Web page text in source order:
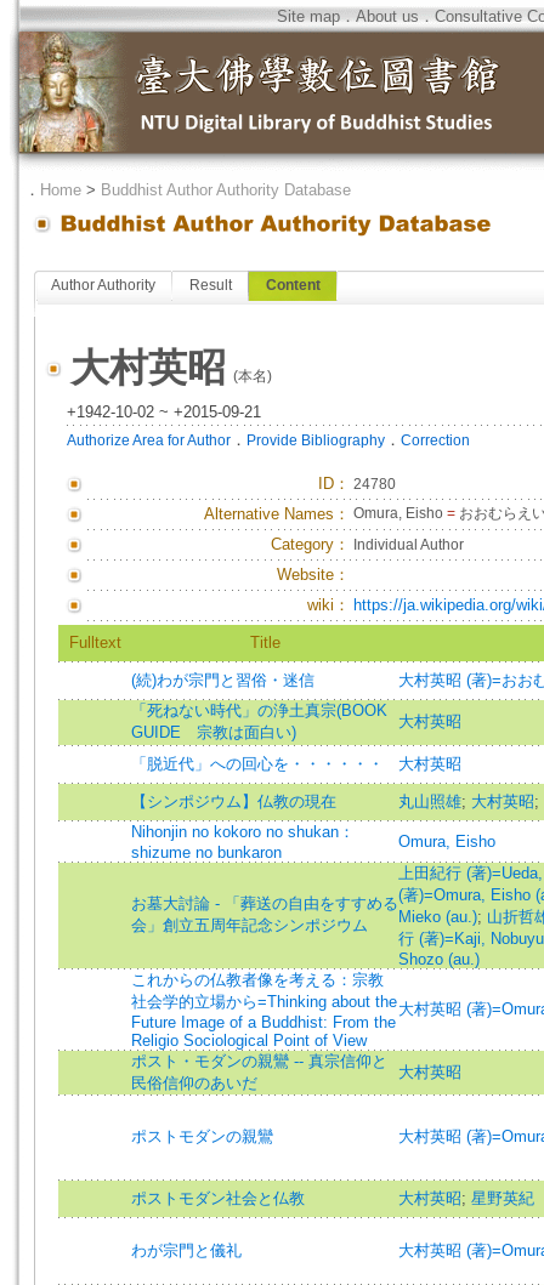
Site map．About us．Consultative
． Home > Buddhist Author Authority Database
Author Authority Result Content
大村英昭 (本名)
+1942-10-02 ~ +2015-09-21
Authorize Area for Author ． Provide Bibliography ． Correction
ID ： 24780
Alternative Names： Omura, Eisho = おおむらえ
Category： Individual Author
Website：
wiki：
https://ja.wikipedia.org/
Fulltext Title
(続)わが宗門と習俗・迷信
大村英昭 (著)=おお
「死ねない時代」の浄土真宗(BOOK
GUIDE 宗教は面白い)
大村英昭
「脱近代」への回心を・・・・・・ 大村英昭
【シンポジウム】仏教の現在 丸山照雄; 大村英昭;
Nihonjin no kokoro no shukan：
shizume no bunkaron
Omura, Eisho
お墓大討論 - 「葬送の自由をすすめる
会」創立五周年記念シンポジウム
上田紀行 (著
(著)=Omura, Eisho
Mieko (au.); 山折哲
行 (著)=Kaji,
Shozo (au.)
これからの仏教者像を考える：宗教
社会学的立場から=Thinking about the
Future Image of a Buddhist: From the
Religio Sociological Point of View
大村英昭 (著
ポスト・モダンの親鸞 -- 真宗信仰と
民俗信仰のあいだ
大村英昭
ポストモダンの親鸞 大村英昭 (著
ポストモダン社会と仏教 大村英昭; 星野英紀
わが宗門と儀礼 大村英昭 (著